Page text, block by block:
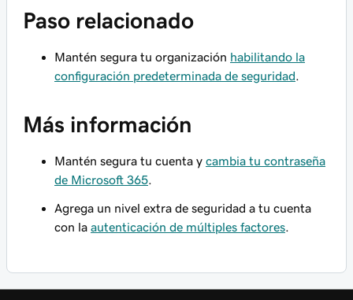
Paso relacionado
Mantén segura tu organización habilitando la
configuración predeterminada de seguridad
Más información
Mantén segura tu cuenta y cambia tu contraseña
de Microsoft 365
Agrega un nivel extra de seguridad a tu cuenta
con la autenticación de múltiples factores